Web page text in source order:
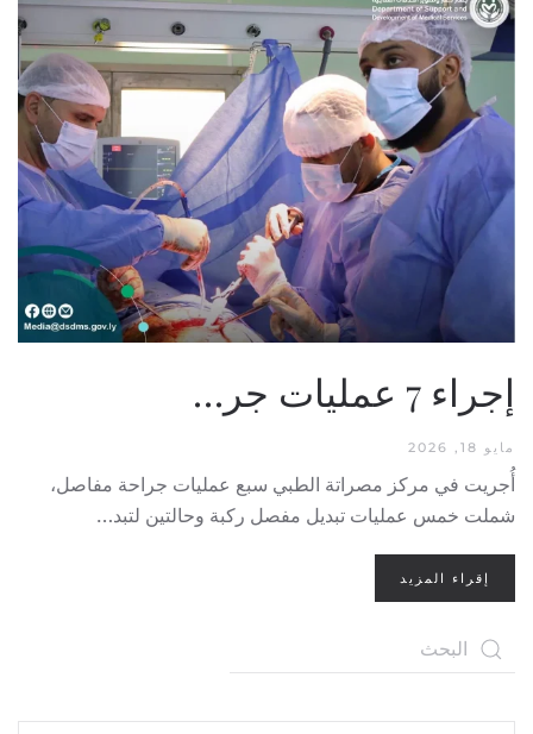
إجراء 7 عمليات جر…
مايو 18, 2026
أُجريت في مركز مصراتة الطبي سبع عمليات جراحة مفاصل،
شملت خمس عمليات تبديل مفصل ركبة وحالتين لتبد…
إقراء المزيد